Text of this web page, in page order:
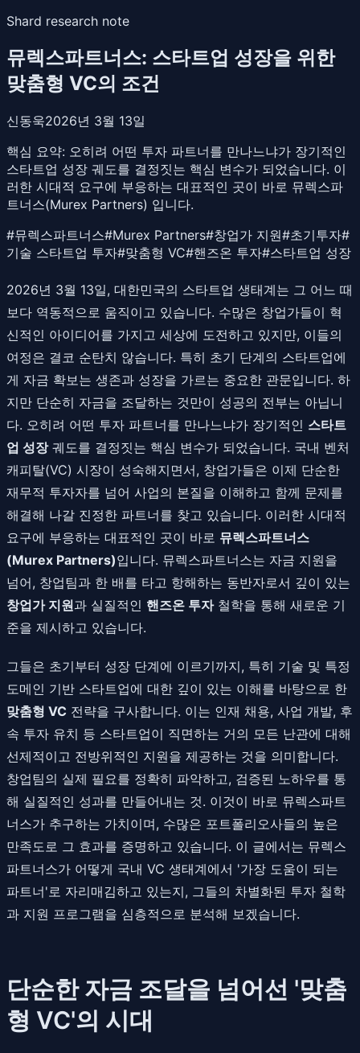
Shard research note
뮤렉스파트너스: 스타트업 성장을 위한
맞춤형 VC의 조건
신동욱2026년 3월 13일
핵심 요약: 오히려 어떤 투자 파트너를 만나느냐가 장기적인
스타트업 성장 궤도를 결정짓는 핵심 변수가 되었습니다. 이
러한 시대적 요구에 부응하는 대표적인 곳이 바로 뮤렉스파
트너스(Murex Partners) 입니다.
#뮤렉스파트너스#Murex Partners#창업가 지원#초기투자#
기술 스타트업 투자#맞춤형 VC#핸즈온 투자#스타트업 성장
2026년 3월 13일, 대한민국의 스타트업 생태계는 그 어느 때
보다 역동적으로 움직이고 있습니다. 수많은 창업가들이 혁
신적인 아이디어를 가지고 세상에 도전하고 있지만, 이들의
여정은 결코 순탄치 않습니다. 특히 초기 단계의 스타트업에
게 자금 확보는 생존과 성장을 가르는 중요한 관문입니다. 하
지만 단순히 자금을 조달하는 것만이 성공의 전부는 아닙니
다. 오히려 어떤 투자 파트너를 만나느냐가 장기적인 스타트
업 성장궤도를 결정짓는 핵심 변수가 되었습니다. 국내 벤처
캐피탈(VC) 시장이 성숙해지면서, 창업가들은 이제 단순한
재무적 투자자를 넘어 사업의 본질을 이해하고 함께 문제를
해결해 나갈 진정한 파트너를 찾고 있습니다. 이러한 시대적
요구에 부응하는 대표적인 곳이 바로 뮤렉스파트너스
(Murex Partners)입니다. 뮤렉스파트너스는 자금 지원을
넘어, 창업팀과 한 배를 타고 항해하는 동반자로서 깊이 있는
창업가 지원과 실질적인 핸즈온 투자철학을 통해 새로운 기
준을 제시하고 있습니다.
그들은 초기부터 성장 단계에 이르기까지, 특히 기술 및 특정
도메인 기반 스타트업에 대한 깊이 있는 이해를 바탕으로 한
맞춤형 VC 전략을 구사합니다. 이는 인재 채용, 사업 개발, 후
속 투자 유치 등 스타트업이 직면하는 거의 모든 난관에 대해
선제적이고 전방위적인 지원을 제공하는 것을 의미합니다.
창업팀의 실제 필요를 정확히 파악하고, 검증된 노하우를 통
해 실질적인 성과를 만들어내는 것. 이것이 바로 뮤렉스파트
너스가 추구하는 가치이며, 수많은 포트폴리오사들의 높은
만족도로 그 효과를 증명하고 있습니다. 이 글에서는 뮤렉스
파트너스가 어떻게 국내 VC 생태계에서 '가장 도움이 되는
파트너'로 자리매김하고 있는지, 그들의 차별화된 투자 철학
과 지원 프로그램을 심층적으로 분석해 보겠습니다.
단순한 자금 조달을 넘어선 '맞춤
형 VC'의 시대